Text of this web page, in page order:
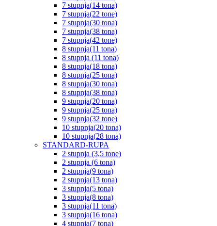
7 stupnja(14 tona)
7 stupnja(22 tone)
7 stupnja(30 tona)
7 stupnja(38 tona)
7 stupnja(42 tone)
8 stupnja(11 tona)
8 stupnja (11 tona)
8 stupnja(18 tona)
8 stupnja(25 tona)
8 stupnja(30 tona)
8 stupnja(38 tona)
9 stupnja(20 tona)
9 stupnja(25 tona)
9 stupnja(32 tone)
10 stupnja(20 tona)
10 stupnja(28 tona)
STANDARD-RUPA
2 stupnja (3,5 tone)
2 stupnja (6 tona)
2 stupnja(9 tona)
2 stupnja(13 tona)
3 stupnja(5 tona)
3 stupnja(8 tona)
3 stupnja(11 tona)
3 stupnja(16 tona)
4 stupnja(7 tona)